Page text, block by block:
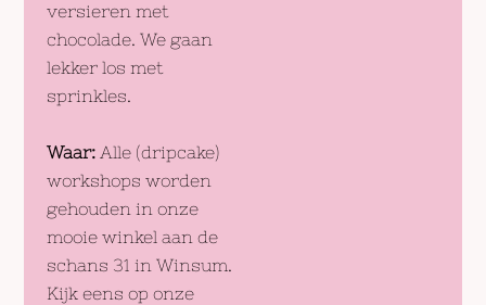
versieren met
chocolade. We gaan
lekker los met
sprinkles.
Waar:Alle (dripcake)
workshops worden
gehouden in onze
mooie winkel aan de
schans 31 in Winsum.
Kijk eens op onze